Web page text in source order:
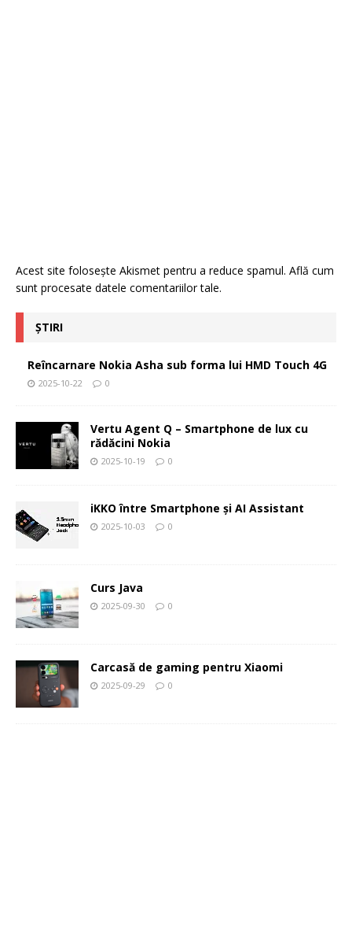
Acest site folosește Akismet pentru a reduce spamul. Află cum
sunt procesate datele comentariilor tale.
ȘTIRI
Reîncarnare Nokia Asha sub forma lui HMD Touch 4G
2025-10-22 0
Vertu Agent Q – Smartphone de lux cu
rădăcini Nokia
2025-10-19 0
iKKO între Smartphone și AI Assistant
2025-10-03 0
Curs Java
2025-09-30 0
Carcasă de gaming pentru Xiaomi
2025-09-29 0